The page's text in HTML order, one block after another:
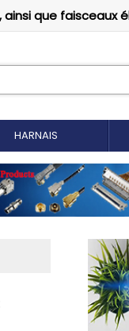
que faisceaux
HARNAIS